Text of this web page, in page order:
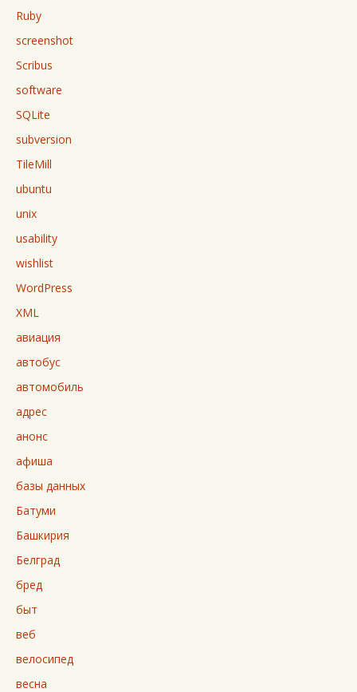
Ruby
screenshot
Scribus
software
SQLite
subversion
TileMill
ubuntu
unix
usability
wishlist
WordPress
XML
авиация
автобус
автомобиль
адрес
анонс
афиша
базы данных
Батуми
Башкирия
Белград
бред
быт
веб
велосипед
весна